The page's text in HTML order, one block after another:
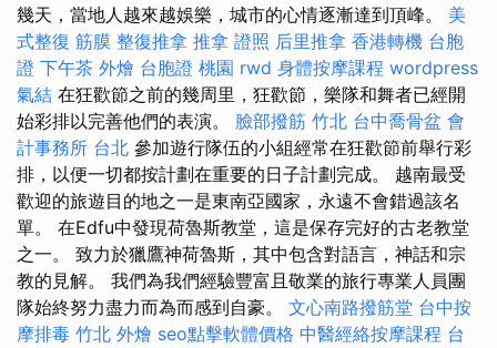
幾天，當地人越來越娛樂，城市的心情逐漸達到頂峰。 美
式整復 筋膜 整復推拿 推拿 證照 后里推拿 香港轉機 台胞
證 下午茶 外燴 台胞證 桃園 rwd 身體按摩課程 wordpress
氣結 在狂歡節之前的幾周里，狂歡節，樂隊和舞者已經開
始彩排以完善他們的表演。 臉部撥筋 竹北 台中喬骨盆 會
計事務所 台北 參加遊行隊伍的小組經常在狂歡節前舉行彩
排，以便一切都按計劃在重要的日子計劃完成。 越南最受
歡迎的旅遊目的地之一是東南亞國家，永遠不會錯過該名
單。 在Edfu中發現荷魯斯教堂，這是保存完好的古老教堂
之一。 致力於獵鷹神荷魯斯，其中包含對語言，神話和宗
教的見解。 我們為我們經驗豐富且敬業的旅行專業人員團
隊始終努力盡力而為而感到自豪。 文心南路撥筋堂 台中按
摩排毒 竹北 外燴 seo點擊軟體價格 中醫經絡按摩課程 台